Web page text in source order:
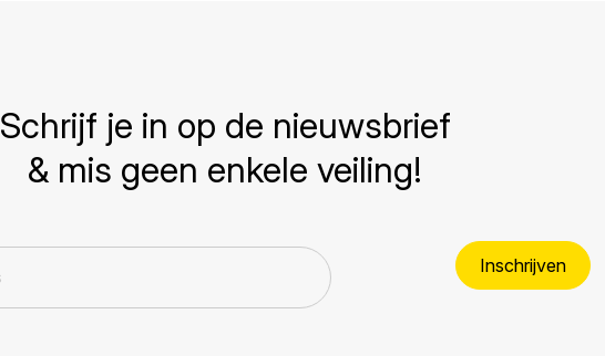
Schrijf je in op de nieuwsbrief
& mis geen enkele veiling!
Inschrijven